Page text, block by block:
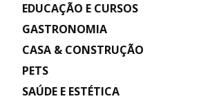
EDUCAÇÃO E CURSOS
GASTRONOMIA
CASA & CONSTRUÇÃO
PETS
SAÚDE E ESTÉTICA